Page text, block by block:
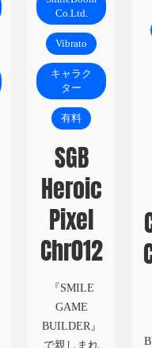
Co.Ltd.
Vibrato
キャラク
ター
有料
SGB
Heroic
Pixel
Chr012
『SMILE
GAME
BUILDER』
で親しまれ